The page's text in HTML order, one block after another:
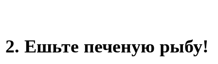
2. Ешьте печеную рыбу!